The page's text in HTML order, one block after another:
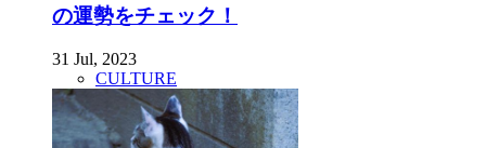
の運勢をチェック！
31 Jul, 2023
CULTURE